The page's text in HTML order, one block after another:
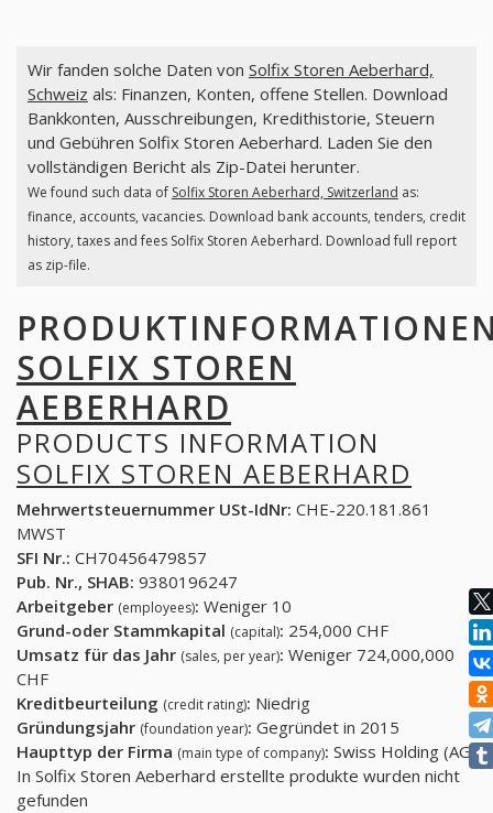
Wir fanden solche Daten von Solfix Storen Aeberhard,
Schweiz als: Finanzen, Konten, offene Stellen. Download
Bankkonten, Ausschreibungen, Kredithistorie, Steuern
und Gebühren Solfix Storen Aeberhard. Laden Sie den
vollständigen Bericht als Zip-Datei herunter.
We found such data of Solfix Storen Aeberhard, Switzerland as:
finance, accounts, vacancies. Download bank accounts, tenders, credit
history, taxes and fees Solfix Storen Aeberhard. Download full report
as zip-file.
SOLFIX STOREN
AEBERHARD
PRODUCTS INFORMATION
SOLFIX STOREN AEBERHARD
Mehrwertsteuernummer USt-IdNr: CHE-220.181.861
MWST
SFI Nr.: CH70456479857
Pub. Nr., SHAB: 9380196247
Arbeitgeber (employees): Weniger 10
Grund-oder Stammkapital (capital): 254,000 CHF
Umsatz für das Jahr (sales, per year): Weniger 724,000,000
CHF
Kreditbeurteilung (credit rating): Niedrig
Gründungsjahr (foundation year): Gegründet in 2015
Haupttyp der Firma (main type of company): Swiss Holding (AG)
In Solfix Storen Aeberhard erstellte produkte wurden nicht
gefunden